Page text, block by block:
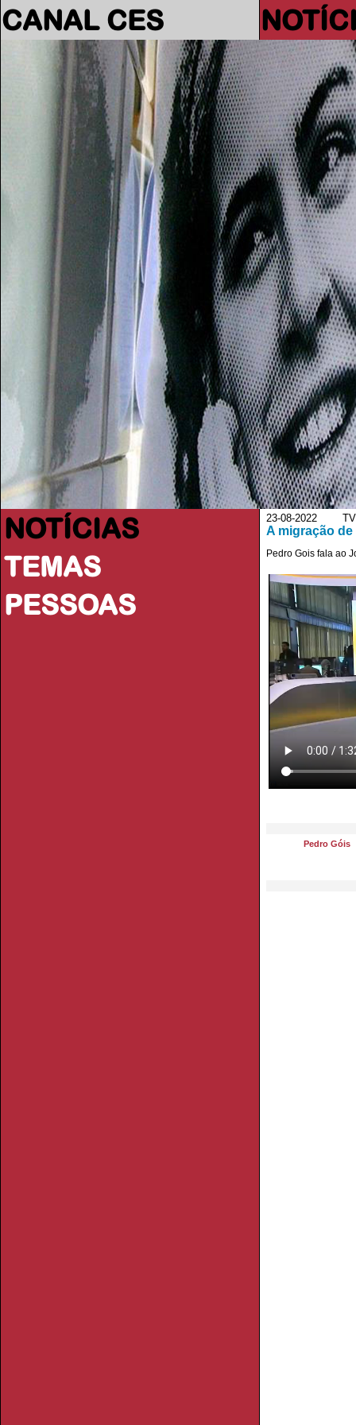
CANAL CES
NOTÍCIAS
TEMAS
PESSOAS
23-08-2022 TV
A migração
Pedro Gois fala ao
Pedro Góis